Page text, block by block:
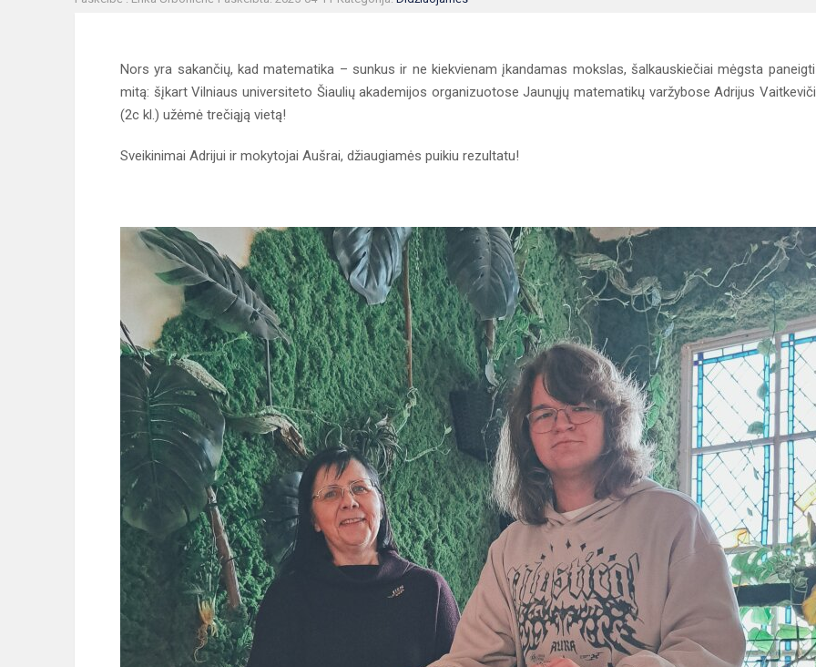
Nors yra sakančių, kad matematika – sunkus ir ne kiekvienam įkandamas mokslas, šalkauskiečiai mėgsta
mitą: šįkart Vilniaus universiteto Šiaulių akademijos organizuotose Jaunųjų matematikų varžybose Adrijus
(2c kl.) užėmė trečiąją vietą!
Sveikinimai Adrijui ir mokytojai Aušrai, džiaugiamės puikiu rezultatu!